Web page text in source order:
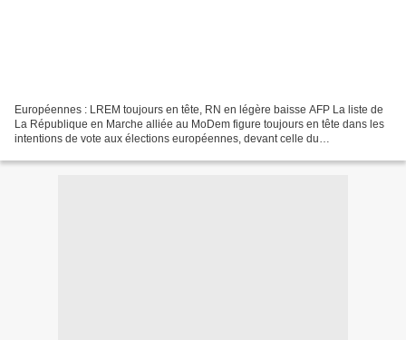
Européennes : LREM toujours en tête, RN en légère baisse AFP La liste de
La République en Marche alliée au MoDem figure toujours en tête dans les
intentions de vote aux élections européennes, devant celle du